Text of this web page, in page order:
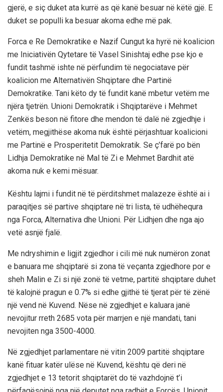
gjerë, e siç duket ata kurrë as që kanë besuar në këtë gjë. E
duket se populli ka besuar akoma edhe më pak.
Forca e Re Demokratike e Nazif Cungut ka hyrë në koalicion
me Iniciativën Qytetare të Vasel Sinishtaj edhe pse kjo e
fundit tashmë ishte në përfundim të negociatave për
koalicion me Alternativën Shqiptare dhe Partinë
Demokratike. Tani këto dy të fundit kanë mbetur vetëm me
njëra tjetrën. Unioni Demokratik i Shqiptarëve i Mehmet
Zenkës beson në fitore dhe mendon të dalë në zgjedhje i
vetëm, megjithëse akoma nuk është përjashtuar koalicioni
me Partinë e Prosperitetit Demokratik. Se ç’farë po bën
Lidhja Demokratike në Mal të Zi e Mehmet Bardhit atë
akoma nuk e kemi mësuar.
Kështu lajmi i fundit në të përditshmet malazeze është ai i
paraqitjes së partive shqiptare në tri lista, të udhëhequra
nga Forca, Alternativa dhe Unioni. Për Lidhjen dhe nga ajo
vetë asnjë fjalë.
Me ndryshimin e ligjit zgjedhor i cili më nuk numëron zonat
e banuara me shqiptarë si zona të veçanta zgjedhore por e
sheh Malin e Zi si një zonë të vetme, partitë shqiptare duhet
të kalojnë pragun e 0.7% si edhe gjithë të tjerat për të zënë
një vend në Kuvend. Nëse në zgjedhjet e kaluara janë
nevojitur rreth 2685 vota për marrjen e një mandati, tani
nevojiten nga 3500-4000.
Në zgjedhjet parlamentare në vitin 2009 partitë shqiptare
kanë fituar katër ulëse në Kuvend, kështu që deri në
zgjedhjet e 13 tetorit shqiptarët do të vazhdojnë t’i